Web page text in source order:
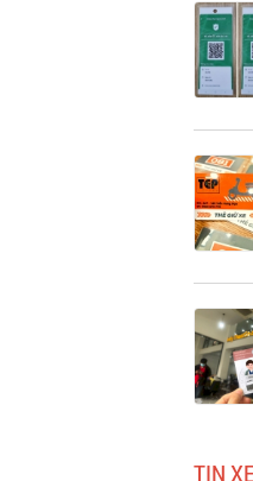
TIN